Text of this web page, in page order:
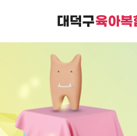
대덕구육아복합
가족친화 복합커뮤니티 공